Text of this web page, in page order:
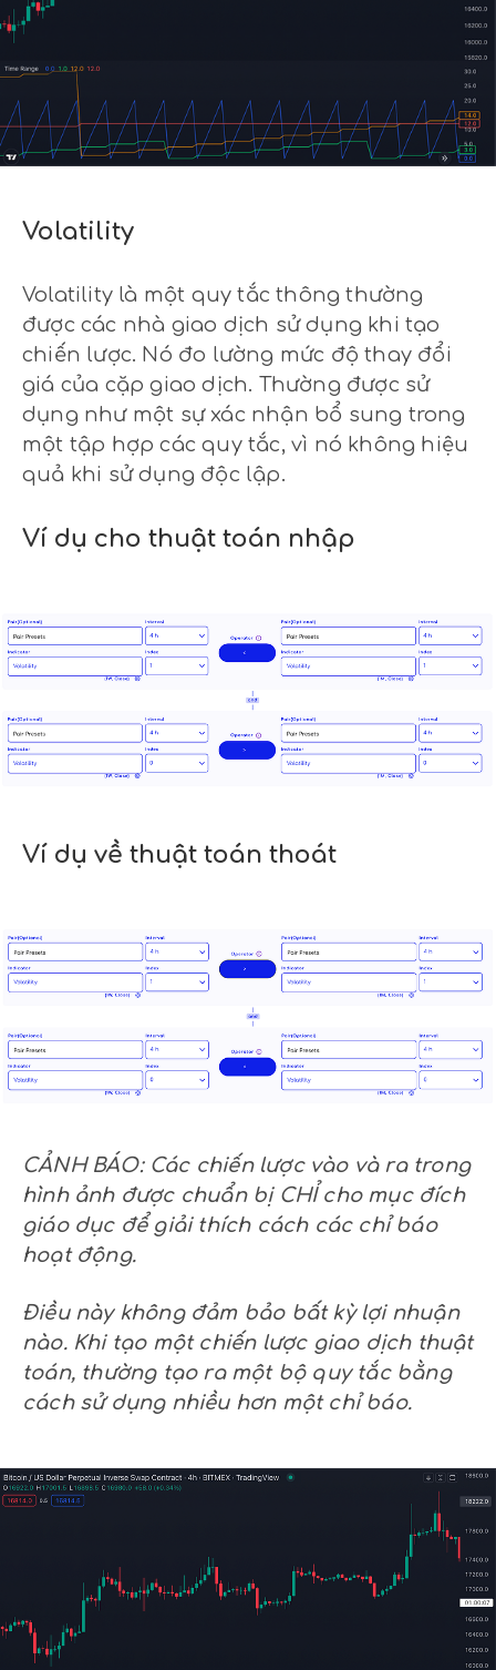
Volatility
Volatility là một quy tắc thông thường
được các nhà giao dịch sử dụng khi tạo
chiến lược. Nó đo lường mức độ thay đổi
giá của cặp giao dịch. Thường được sử
dụng như một sự xác nhận bổ sung trong
một tập hợp các quy tắc, vì nó không hiệu
quả khi sử dụng độc lập.
Ví dụ cho thuật toán nhập
Ví dụ về thuật toán thoát
CẢNH BÁO: Các chiến lược vào và ra trong
hình ảnh được chuẩn bị CHỈ cho mục đích
giáo dục để giải thích cách các chỉ báo
hoạt động.
Điều này không đảm bảo bất kỳ lợi nhuận
nào. Khi tạo một chiến lược giao dịch thuật
toán, thường tạo ra một bộ quy tắc bằng
cách sử dụng nhiều hơn một chỉ báo.